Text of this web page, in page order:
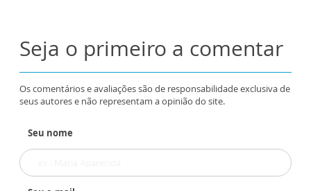
Seja o primeiro a comentar
Os comentários e avaliações são de responsabilidade exclusiva de
seus autores e não representam a opinião do site.
Seu nome